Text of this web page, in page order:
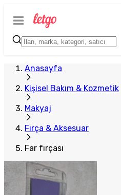
Anasayfa
Kişisel Bakım & Kozmetik
Makyaj
Fırça & Aksesuar
Far fırçası